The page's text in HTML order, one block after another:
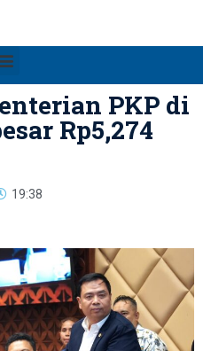
PKP di
Rp5,274
19:38